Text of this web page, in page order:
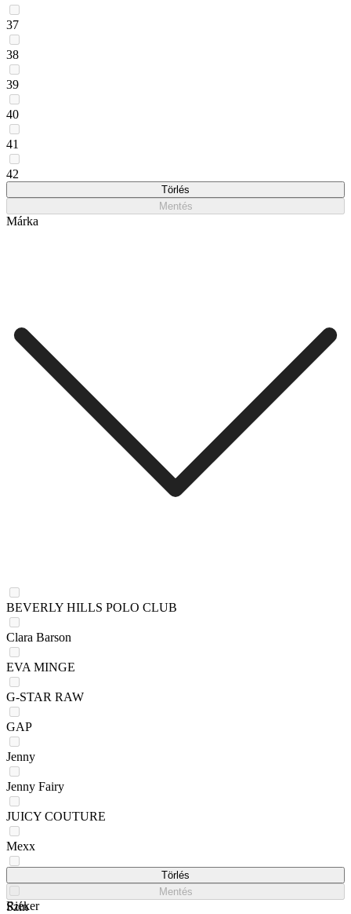
37
38
39
40
41
42
Törlés
Mentés
Márka
BEVERLY HILLS POLO CLUB
Clara Barson
EVA MINGE
G-STAR RAW
GAP
Jenny
Jenny Fairy
JUICY COUTURE
Mexx
Rieker
Törlés
Mentés
Szín